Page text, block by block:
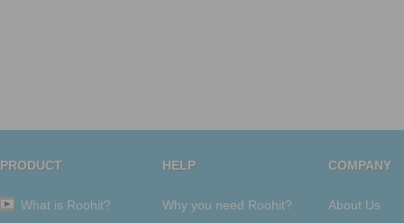
PRODUCT
What is Roohit?
HELP
Why you need Roohit?
COMPANY
About Us